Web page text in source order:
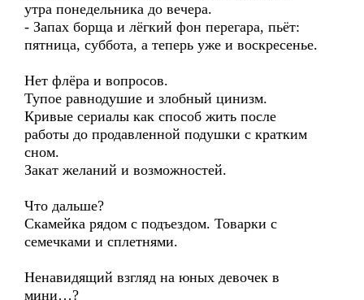
утра понедельника до вечера.
- Запах борща и лёгкий фон перегара, пьёт:
пятница, суббота, а теперь уже и воскресенье.
Нет флёра и вопросов.
Тупое равнодушие и злобный цинизм.
Кривые сериалы как способ жить после
работы до продавленной подушки с кратким
сном.
Закат желаний и возможностей.
Что дальше?
Скамейка рядом с подъездом. Товарки с
семечками и сплетнями.
Ненавидящий взгляд на юных девочек в
мини…?